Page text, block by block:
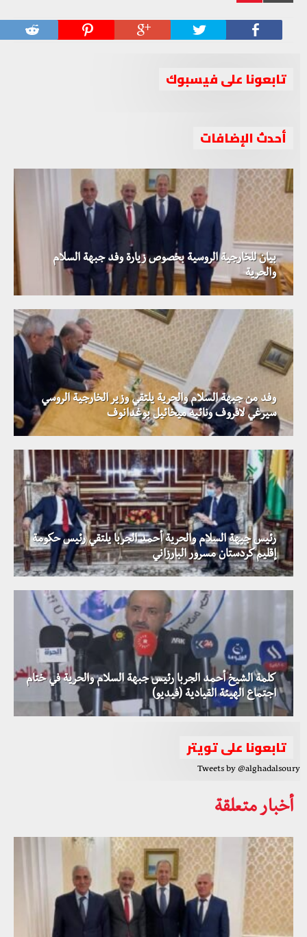
تابعونا على فيسبوك
أحدث الإضافات
بيان للخارجية الروسية بخصوص زيارة وفد جبهة السلام
والحرية
وفد من جبهة السلام والحرية يلتقي وزير الخارجية الروسي
سيرغي لافروف ونائبه ميخائيل بوغدانوف
رئيس جبهة السلام والحرية أحمد الجربا يلتقي رئيس حكومة
إقليم كردستان مسرور البارزاني
كلمة الشيخ أحمد الجربا رئيس جبهة السلام والحرية في ختام
اجتماع الهيئة القيادية (فيديو)
تابعونا على تويتر
Tweets by @alghadalsoury
أخبار متعلقة